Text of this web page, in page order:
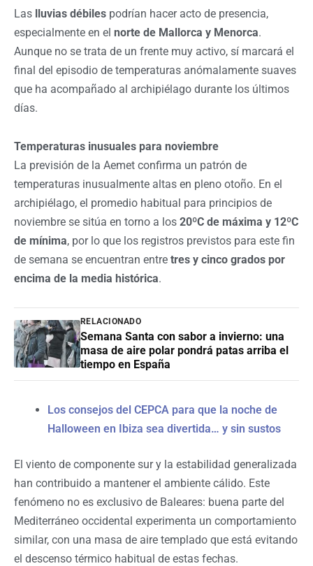
Las lluvias débiles podrían hacer acto de presencia,
especialmente en el norte de Mallorca y Menorca.
Aunque no se trata de un frente muy activo, sí marcará el
final del episodio de temperaturas anómalamente suaves
que ha acompañado al archipiélago durante los últimos
días.
Temperaturas inusuales para noviembre
La previsión de la Aemet confirma un patrón de
temperaturas inusualmente altas en pleno otoño. En el
archipiélago, el promedio habitual para principios de
noviembre se sitúa en torno a los 20ºC de máxima y 12ºC
de mínima, por lo que los registros previstos para este fin
de semana se encuentran entre tres y cinco grados por
encima de la media histórica.
RELACIONADO
Semana Santa con sabor a invierno: una
masa de aire polar pondrá patas arriba el
tiempo en España
Los consejos del CEPCA para que la noche de
Halloween en Ibiza sea divertida… y sin sustos
El viento de componente sur y la estabilidad generalizada
han contribuido a mantener el ambiente cálido. Este
fenómeno no es exclusivo de Baleares: buena parte del
Mediterráneo occidental experimenta un comportamiento
similar, con una masa de aire templado que está evitando
el descenso térmico habitual de estas fechas.